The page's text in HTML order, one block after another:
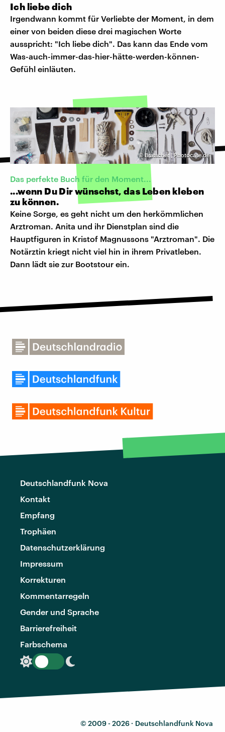
Ich liebe dich
Irgendwann kommt für Verliebte der Moment, in dem
einer von beiden diese drei magischen Worte
ausspricht: "Ich liebe dich". Das kann das Ende vom
Was-auch-immer-das-hier-hätte-werden-können-
Gefühl einläuten.
©Bratscher | Photocase.de
Das perfekte Buch für den Moment...
...wenn Du Dir wünschst, das Leben kleben
zu können.
Keine Sorge, es geht nicht um den herkömmlichen
Arztroman. Anita und ihr Dienstplan sind die
Hauptfiguren in Kristof Magnussons "Arztroman". Die
Notärztin kriegt nicht viel hin in ihrem Privatleben.
Dann lädt sie zur Bootstour ein.
Deutschlandfunk Nova
Kontakt
Empfang
Trophäen
Datenschutzerklärung
Impressum
Korrekturen
Kommentarregeln
Gender und Sprache
Barrierefreiheit
Farbschema
© 2009 - 2026 · Deutschlandfunk Nova